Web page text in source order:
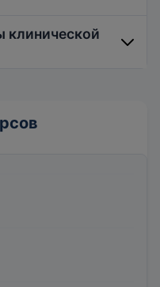
клинической
психотерапии,
заболеваний.